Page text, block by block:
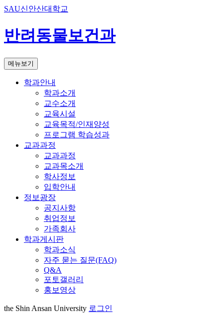
SAU신안산대학교
반려동물보건과
메뉴보기
학과안내
학과소개
교수소개
교육시설
교육목적/인재양성
프로그램 학습성과
교과과정
교과과정
교과목소개
학사정보
입학안내
정보광장
공지사항
취업정보
가족회사
학과게시판
학과소식
자주 묻는 질문(FAQ)
Q&A
포토갤러리
홍보영상
the Shin Ansan University 로그인